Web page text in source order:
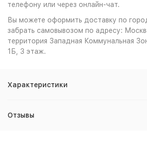
телефону или через онлайн-чат.
Вы можете оформить доставку по
забрать самовывозом по адресу:
территория Западная Коммунальная
1Б, 3 этаж.
Характеристики
Отзывы